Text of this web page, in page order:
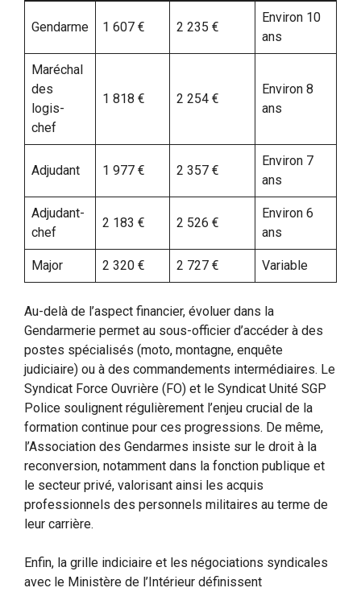
Gendarme 1 607 € 2 235 €
Environ 10
ans
Maréchal
des
logis-
chef
1 818 € 2 254 €
Environ 8
ans
Adjudant 1 977 € 2 357 €
Environ 7
ans
Adjudant-
chef
2 183 € 2 526 €
Environ 6
ans
Major 2 320 € 2 727 € Variable
Au-delà de l’aspect financier, évoluer dans la
Gendarmerie permet au sous-officier d’accéder à des
postes spécialisés (moto, montagne, enquête
judiciaire) ou à des commandements intermédiaires. Le
Syndicat Force Ouvrière (FO) et le Syndicat Unité SGP
Police soulignent régulièrement l’enjeu crucial de la
formation continue pour ces progressions. De même,
l’Association des Gendarmes insiste sur le droit à la
reconversion, notamment dans la fonction publique et
le secteur privé, valorisant ainsi les acquis
professionnels des personnels militaires au terme de
leur carrière.
Enfin, la grille indiciaire et les négociations syndicales
avec le Ministère de l’Intérieur définissent